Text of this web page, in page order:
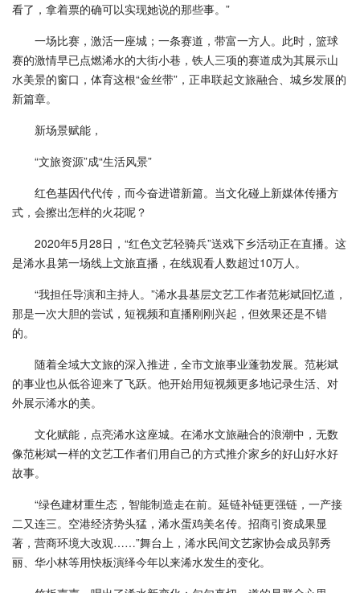
看了，拿着票的确可以实现她说的那些事。”
一场比赛，激活一座城；一条赛道，带富一方人。此时，篮球
赛的激情早已点燃浠水的大街小巷，铁人三项的赛道成为其展示山
水美景的窗口，体育这根“金丝带”，正串联起文旅融合、城乡发展的
新篇章。
新场景赋能，
“文旅资源”成“生活风景”
红色基因代代传，而今奋进谱新篇。当文化碰上新媒体传播方
式，会擦出怎样的火花呢？
2020年5月28日，“红色文艺轻骑兵”送戏下乡活动正在直播。这
是浠水县第一场线上文旅直播，在线观看人数超过10万人。
“我担任导演和主持人。”浠水县基层文艺工作者范彬斌回忆道，
那是一次大胆的尝试，短视频和直播刚刚兴起，但效果还是不错
的。
随着全域大文旅的深入推进，全市文旅事业蓬勃发展。范彬斌
的事业也从低谷迎来了飞跃。他开始用短视频更多地记录生活、对
外展示浠水的美。
文化赋能，点亮浠水这座城。在浠水文旅融合的浪潮中，无数
像范彬斌一样的文艺工作者们用自己的方式推介家乡的好山好水好
故事。
“绿色建材重生态，智能制造走在前。延链补链更强链，一产接
二又连三。空港经济势头猛，浠水蛋鸡美名传。招商引资成果显
著，营商环境大改观……”舞台上，浠水民间文艺家协会成员郭秀
丽、华小林等用快板演绎今年以来浠水发生的变化。